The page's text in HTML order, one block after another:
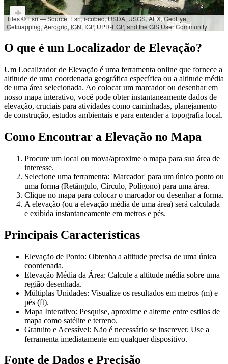
Latitude:36.0570°
Elevação:
pés: 4,993
+
−
Tiles © Esri — Source: Esri, i-cubed, USDA, USGS, AEX, GeoEye,
Getmapping, Aerogrid, IGN, IGP, UPR-EGP, and the GIS User Community
O que é um Localizador de Elevação?
Um Localizador de Elevação é uma ferramenta online que fornece a
altitude de uma coordenada geográfica específica ou a altitude média
de uma área selecionada. Ao colocar um marcador ou desenhar em
nosso mapa interativo, você pode obter instantaneamente dados de
elevação, cruciais para atividades como caminhadas, planejamento
de construção, estudos ambientais e para entender a topografia local.
Como Encontrar a Elevação no Mapa
Procure um local ou mova/aproxime o mapa para sua área de
interesse.
Selecione uma ferramenta: 'Marcador' para um único ponto ou
uma forma (Retângulo, Círculo, Polígono) para uma área.
Clique no mapa para colocar o marcador ou desenhar a forma.
A elevação (ou a elevação média de uma área) será calculada
e exibida instantaneamente em metros e pés.
Principais Características
Elevação de Ponto: Obtenha a altitude precisa de uma única
coordenada.
Elevação Média da Área: Calcule a altitude média sobre uma
região desenhada.
Múltiplas Unidades: Visualize os resultados em metros (m) e
pés (ft).
Mapa Interativo: Pesquise, aproxime e alterne entre estilos de
mapa como satélite e terreno.
Gratuito e Acessível: Não é necessário se inscrever. Use a
ferramenta imediatamente em qualquer dispositivo.
Fonte de Dados e Precisão